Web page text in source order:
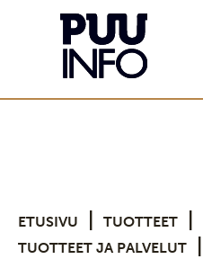
ETUSIVU TUOTTEET
TUOTTEET JA PALVELUT